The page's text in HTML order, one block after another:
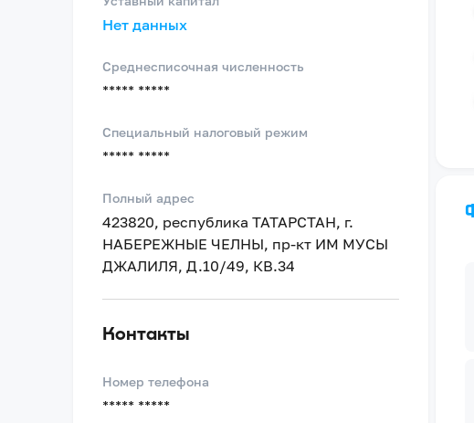
Нет данных
Среднесписочная численность
***** *****
Специальный налоговый режим
***** *****
Полный адрес
423820, республика ТАТАРСТАН, г.
НАБЕРЕЖНЫЕ ЧЕЛНЫ, пр-кт ИМ МУСЫ
ДЖАЛИЛЯ, Д.10/49, КВ.34
Контакты
Номер телефона
***** *****